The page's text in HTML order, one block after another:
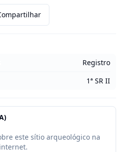
Registro
1ª SR II
este sítio arqueológico na
internet.